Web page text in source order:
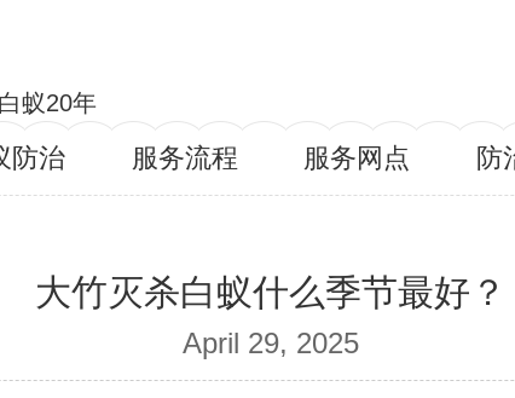
蚁20年
防治 服务流程 服务网点 防
大竹灭杀白蚁什么季节最好？
April 29, 2025